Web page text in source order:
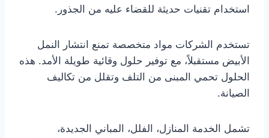
استخدام تقنيات حديثة للقضاء عليه من الجذور.
تستخدم الشركات مواد متخصصة تمنع انتشار النمل
الأبيض مستقبلاً، مع توفير حلول وقائية طويلة الأمد. هذه
الحلول تحمي المبنى من التلف وتقلل من تكاليف
الصيانة.
تشمل الخدمة المنازل، الفلل، المباني الجديدة،